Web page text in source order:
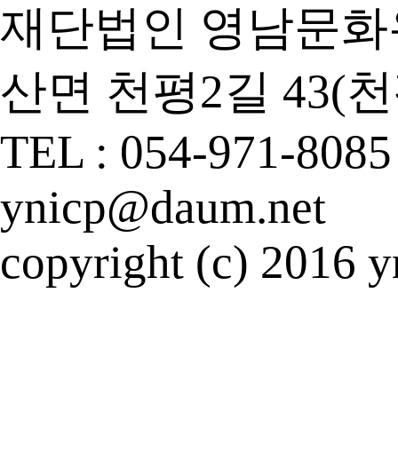
재단법인 영남문
산면 천평2길 43(
TEL : 054-971-
ynicp@daum.net
copyright (c) 2016